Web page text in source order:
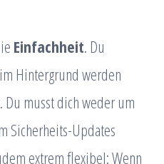
Einfachheit. Du
Hintergrund werden
Du musst dich weder um
Sicherheits-Updates
extrem flexibel: Wenn